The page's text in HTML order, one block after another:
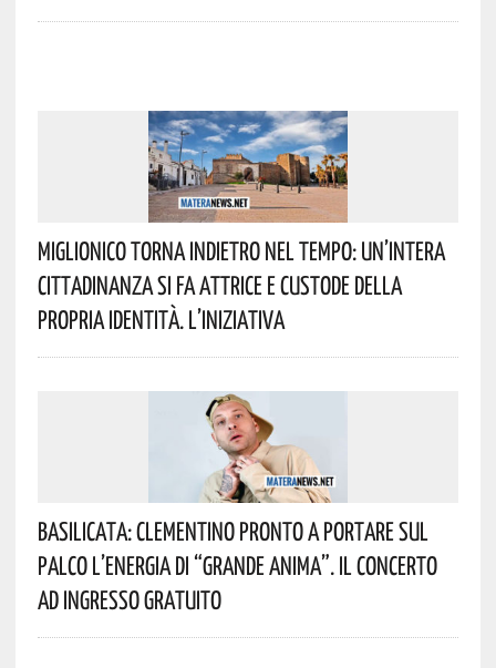
Miglionico Torna Indietro Nel Tempo: Un’intera
Cittadinanza Si Fa Attrice E Custode Della
Propria Identità. L’iniziativa
Basilicata: Clementino Pronto A Portare Sul
Palco L’energia Di “Grande Anima”. Il Concerto
Ad Ingresso Gratuito